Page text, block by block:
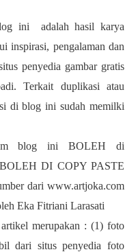
ini adalah hasil karya
inspirasi, pengalaman dan
penyedia gambar gratis
Terkait duplikasi atau
di blog ini sudah memilki
blog ini BOLEH di
DI COPY PASTE
dari www.artjoka.com
Eka Fitriani Larasati
merupakan : (1) foto
dari situs penyedia foto